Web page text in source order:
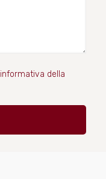
informativa della